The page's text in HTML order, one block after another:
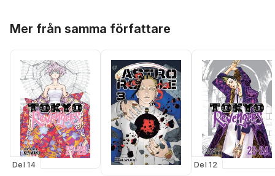
Mer från samma författare
Del 14 Del 12